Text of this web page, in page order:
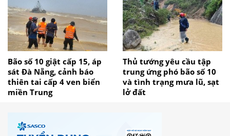
Bão số 10 giật cấp 15, áp
sát Đà Nẵng, cảnh báo
thiên tai cấp 4 ven biển
miền Trung
Thủ tướng yêu cầu tập
trung ứng phó bão số 10
và tình trạng mưa lũ, sạt
lở đất